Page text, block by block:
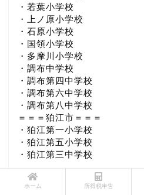
・若葉小学校
・上ノ原小学校
・石原小学校
・国領小学校
・多摩川小学校
・調布中学校
・調布第四中学校
・調布第六中学校
・調布第八中学校
＝＝＝狛江市＝＝＝
・狛江第一小学校
・狛江第五小学校
・狛江第三中学校
ホーム 所得税申告